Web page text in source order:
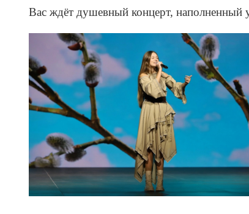
Вас ждёт душевный концерт,